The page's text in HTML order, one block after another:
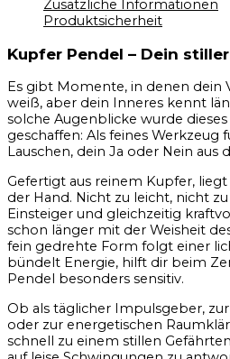
Zusätzliche Informationen
Produktsicherheit
Kupfer Pendel – Dein
Es gibt Momente, in denen dein
weiß, aber dein Inneres kennt
solche Augenblicke wurde dieses
geschaffen: Als feines Werkzeug
Lauschen, dein Ja oder Nein aus
Gefertigt aus reinem Kupfer,
der Hand. Nicht zu leicht, nicht
Einsteiger und gleichzeitig
schon länger mit der Weisheit
fein gedrehte Form folgt einer
bündelt Energie, hilft dir beim
Pendel besonders sensitiv.
Ob als täglicher Impulsgeber,
oder zur energetischen
schnell zu einem stillen